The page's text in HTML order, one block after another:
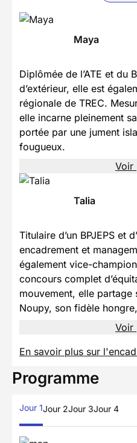
Maya
Diplômée de l’ATE et du
d’extérieur, elle est
régionale de TREC.
elle incarne pleinement
portée par une jument
fougueux.
Voir
Talia
Titulaire d’un BPJEPS et
encadrement et
également vice-
concours complet
mouvement, elle
Noupy, son fidèle
Voir
En savoir plus sur
Programme
Jour 1Jour 2Jour 3Jour 4